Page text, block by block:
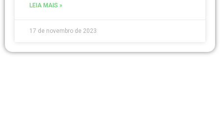
LEIA MAIS »
17 de novembro de 2023